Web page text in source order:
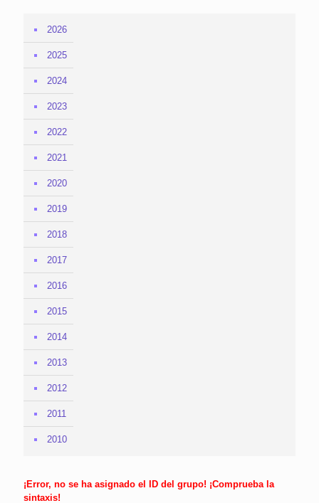
2026
2025
2024
2023
2022
2021
2020
2019
2018
2017
2016
2015
2014
2013
2012
2011
2010
¡Error, no se ha asignado el ID del grupo! ¡Comprueba la
sintaxis!